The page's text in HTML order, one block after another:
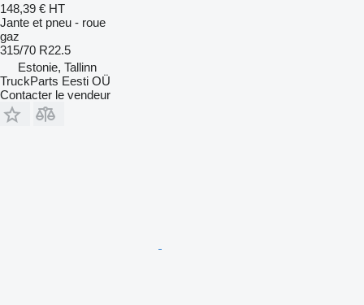
148,39 € HT
Jante et pneu - roue
gaz
315/70 R22.5
Estonie, Tallinn
TruckParts Eesti OÜ
Contacter le vendeur